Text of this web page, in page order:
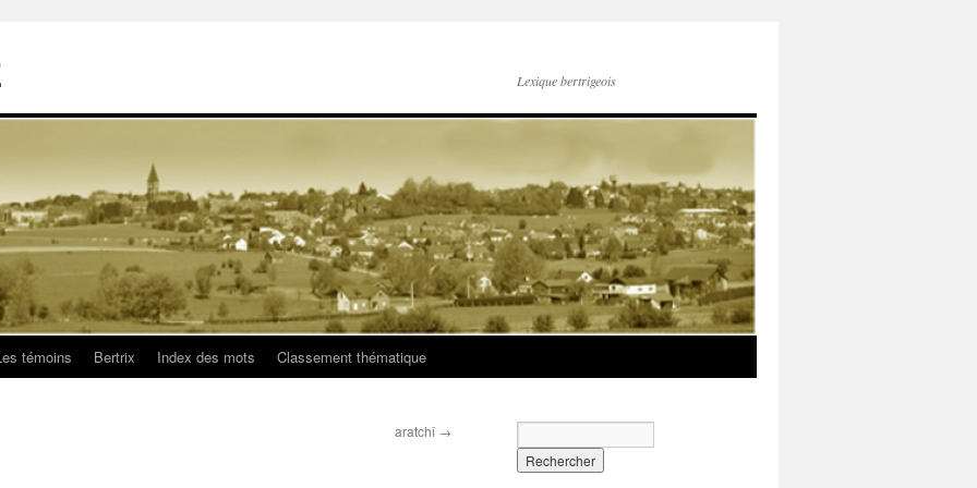
Lexique bertrigeois
témoins Bertrix Index des mots Classement thématique
aratchî →